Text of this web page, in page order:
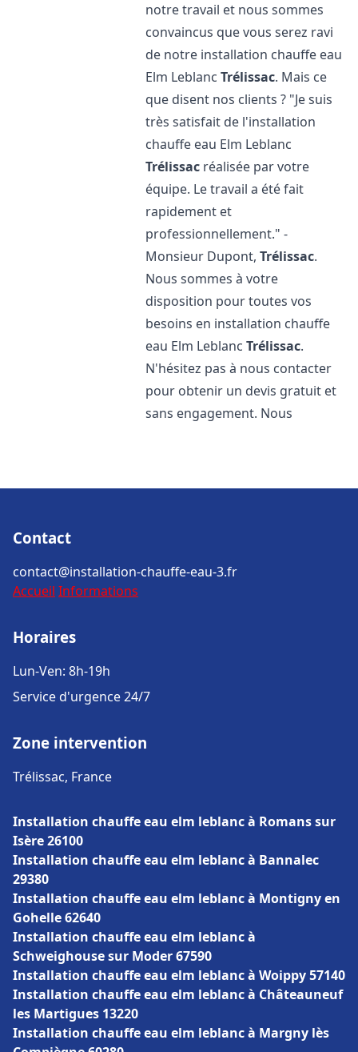
notre travail et nous sommes
convaincus que vous serez ravi
de notre installation chauffe eau
Elm LeblancTrélissac. Mais ce
que disent nos clients ? "Je suis
très satisfait de l'installation
chauffe eau Elm Leblanc
Trélissac réalisée par votre
équipe. Le travail a été fait
rapidement et
professionnellement." -
Monsieur Dupont,Trélissac.
Nous sommes à votre
disposition pour toutes vos
besoins en installation chauffe
eau Elm LeblancTrélissac.
N'hésitez pas à nous contacter
pour obtenir un devis gratuit et
sans engagement. Nous
Contact
contact@installation-chauffe-eau-3.fr
Accueil Informations
Horaires
Lun-Ven: 8h-19h
Service d'urgence 24/7
Zone intervention
Trélissac, France
Installation chauffe eau elm leblanc à Romans sur
Isère 26100
Installation chauffe eau elm leblanc à Bannalec
29380
Installation chauffe eau elm leblanc à Montigny en
Gohelle 62640
Installation chauffe eau elm leblanc à
Schweighouse sur Moder 67590
Installation chauffe eau elm leblanc à Woippy 57140
Installation chauffe eau elm leblanc à Châteauneuf
les Martigues 13220
Installation chauffe eau elm leblanc à Margny lès